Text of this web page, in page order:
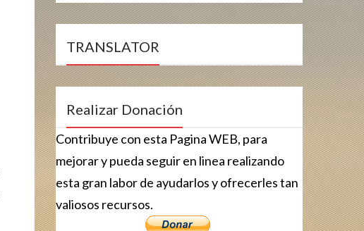
TRANSLATOR
Realizar Donación
Contribuye con esta Pagina WEB, para
mejorar y pueda seguir en linea realizando
esta gran labor de ayudarlos y ofrecerles tan
valiosos recursos.